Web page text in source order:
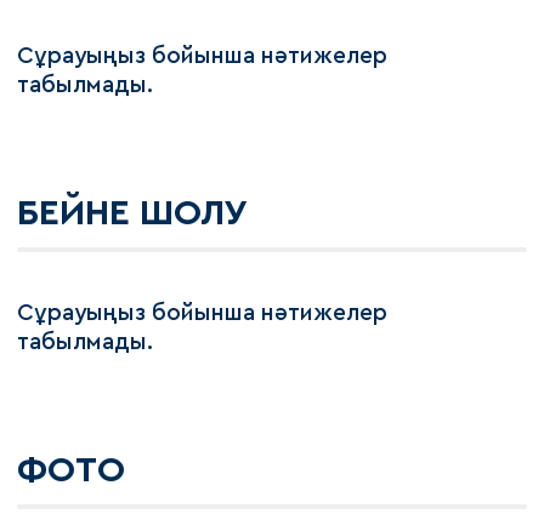
Сұрауыңыз бойынша нәтижелер
табылмады.
БЕЙНЕ ШОЛУ
Сұрауыңыз бойынша нәтижелер
табылмады.
ФОТО